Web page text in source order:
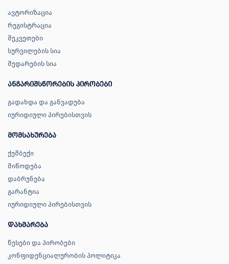
ავტორიზაცია
რეგისტრაცია
შეკვეთები
სურვილების სია
შედარების სია
ანგარიშსწორების პირობები
გადახდა და განვადება
იურიდიული პირებისთვის
მომსახურება
ქეშბექი
მიწოდება
დაბრუნება
გარანტია
იურიდიული პირებისთვის
დახმარება
წესები და პირობები
კონფიდენციალურობის პოლიტიკა